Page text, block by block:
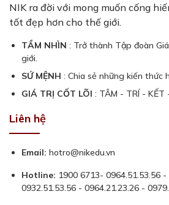
NIK ra đời với mong muốn cống
tốt đẹp hơn cho thế giới.
TẦM NHÌN : Trở thành Tập đoàn
giới.
SỨ MỆNH : Chia sẻ những kiến thức
GIÁ TRỊ CỐT LÕI : TÂM - TRÍ - KẾT
Liên hệ
Email: hotro@nikedu.vn
Hotline: 1900 6713- 0964.51.53.56
0932.51.53.56 - 0964.21.23.26 -